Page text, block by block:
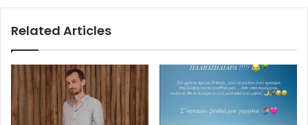
Related Articles